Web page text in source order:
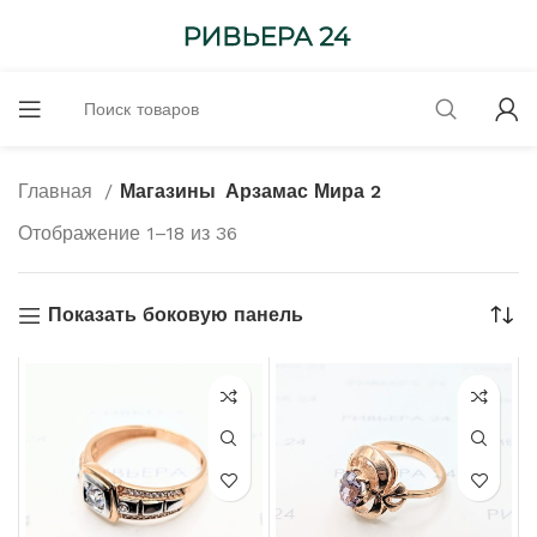
Главная Магазины Арзамас Мира 2
Отображение 1–18 из 36
Показать боковую панель